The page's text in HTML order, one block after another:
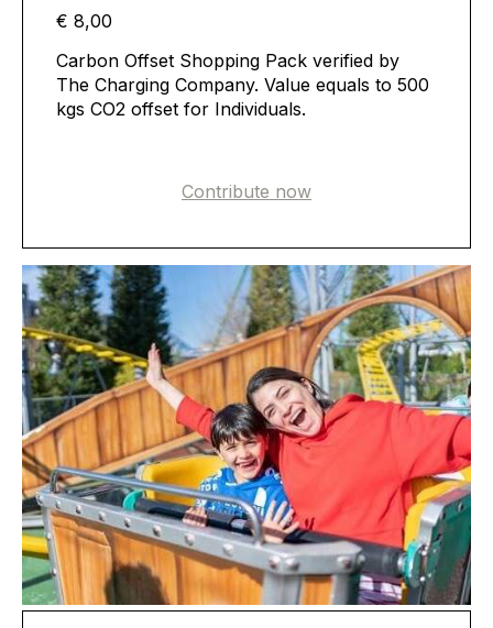
€ 8,00
Carbon Offset Shopping Pack verified by
The Charging Company. Value equals to 500
kgs CO2 offset for Individuals.
Contribute now